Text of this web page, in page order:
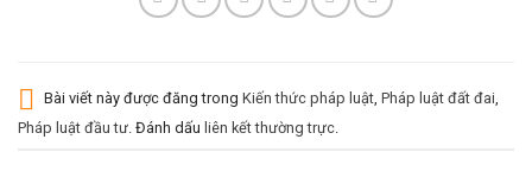
Bài viết này được đăng trong Kiến thức pháp luật Pháp luật đất đai
Pháp luật đầu tư . Đánh dấu liên kết thường trực